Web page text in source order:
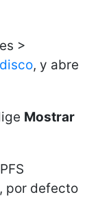
>
, y abre
Mostrar
, por defecto